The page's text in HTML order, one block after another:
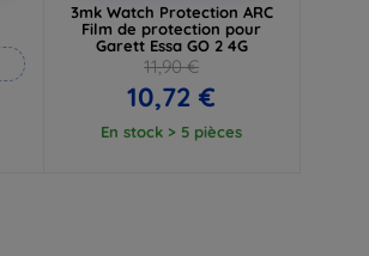
3mk Watch Protection ARC
Film de protection pour
Garett Essa GO 2 4G
11,90 €
10,72 €
En stock > 5 pièces